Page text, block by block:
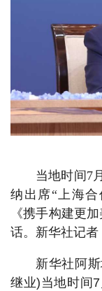
当地时间7
纳出席“上海
《携手构建更
话。新华社记
新华社阿
继业)当地时间